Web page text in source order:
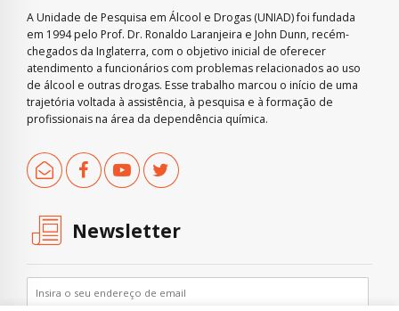
A Unidade de Pesquisa em Álcool e Drogas (UNIAD) foi fundada
em 1994 pelo Prof. Dr. Ronaldo Laranjeira e John Dunn, recém-
chegados da Inglaterra, com o objetivo inicial de oferecer
atendimento a funcionários com problemas relacionados ao uso
de álcool e outras drogas. Esse trabalho marcou o início de uma
trajetória voltada à assistência, à pesquisa e à formação de
profissionais na área da dependência química.
Newsletter